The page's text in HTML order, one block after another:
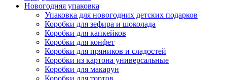
Новогодняя упаковка
Упаковка для новогодних детских подарков
Коробки для зефира и шоколада
Коробки для капкейков
Коробки для конфет
Коробки для пряников и сладостей
Коробки из картона универсальные
Коробки для макарун
Коробки для тортов